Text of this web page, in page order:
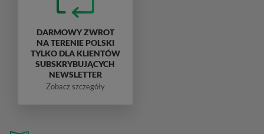
DARMOWY ZWROT
NA TERENIE POLSKI
TYLKO DLA KLIENTÓW
SUBSKRYBUJĄCYCH
NEWSLETTER
Zobacz szczegóły